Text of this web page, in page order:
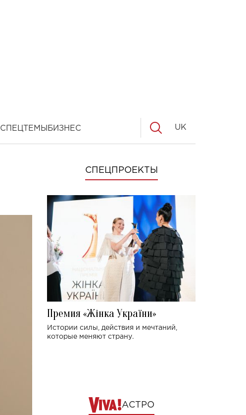
СПЕЦТЕМЫ БИЗНЕС UK
СПЕЦПРОЕКТЫ
Премия «Жінка України»
Истории силы, действия и мечтаний,
которые меняют страну.
АСТРО